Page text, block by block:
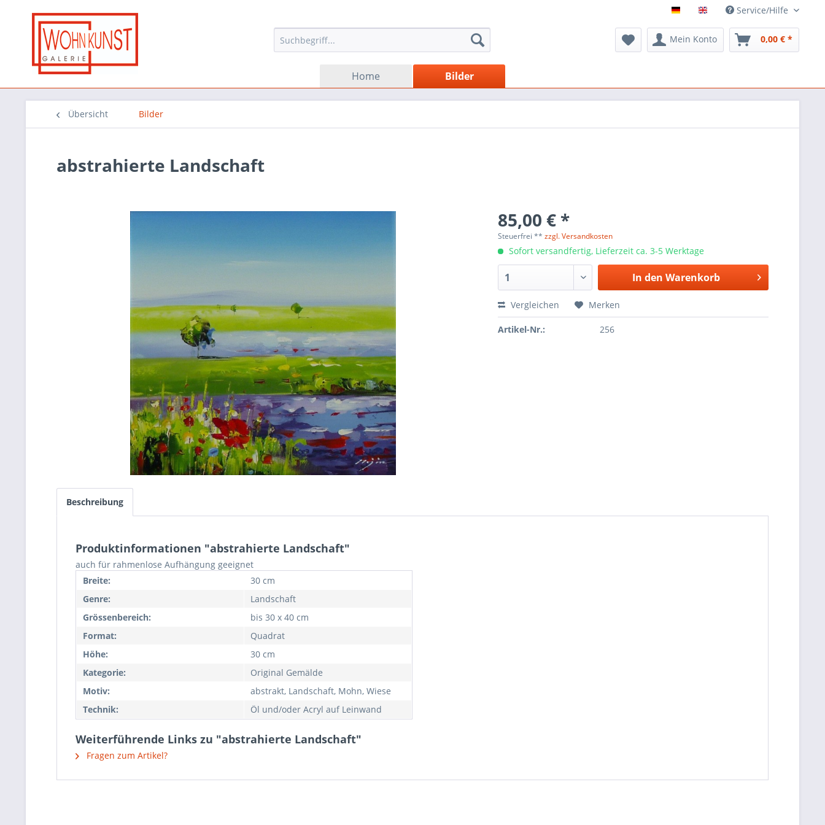
Service/Hilfe
Mein Konto 0,00 € *
Home Bilder
Übersicht Bilder
abstrahierte Landschaft
85,00 € *
Steuerfrei **zzgl. Versandkosten
Sofort versandfertig, Lieferzeit ca. 3-5 Werktage
In den Warenkorb
Vergleichen Merken
Artikel-Nr.: 256
Beschreibung
Produktinformationen "abstrahierte Landschaft"
auch für rahmenlose Aufhängung geeignet
Breite:
30 cm
Genre:
Landschaft
Grössenbereich:
bis 30 x 40 cm
Format:
Quadrat
Höhe:
30 cm
Kategorie:
Original Gemälde
Motiv:
abstrakt, Landschaft, Mohn, Wiese
Technik:
Öl und/oder Acryl auf Leinwand
Weiterführende Links zu "abstrahierte Landschaft"
Fragen zum Artikel?